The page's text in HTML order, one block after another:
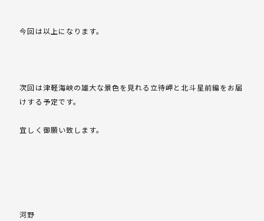
今回は以上になります。
次回は津軽海峡の雄大な景色を見れる立待岬と北斗星前編をお届
けする予定です。
宜しく御願い致します。
河野